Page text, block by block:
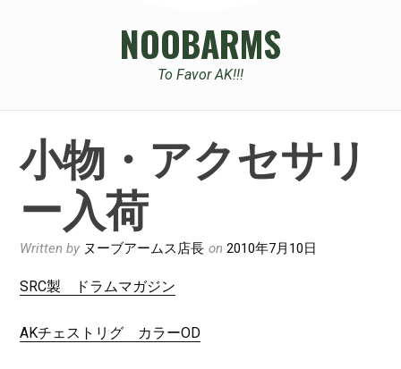
NOOBARMS
To Favor AK!!!
小物・アクセサリ
ー入荷
Written by ヌーブアームス店長 on2010年7月10日
SRC製 ドラムマガジン
AKチェストリグ カラーOD